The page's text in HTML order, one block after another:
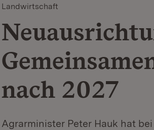
Landwirtschaft
nach 2027
Agrarminister Peter Hauk hat